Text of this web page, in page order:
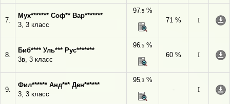
7.
Мух******* Соф** Вар*******
3, 3 класс
97,5 %
71 %
I
8.
Биб**** Уль*** Рус*******
3в, 3 класс
96,5 %
60 %
I
9.
Фил****** Анд*** Ден******
3, 3 класс
95,3 %
-
I